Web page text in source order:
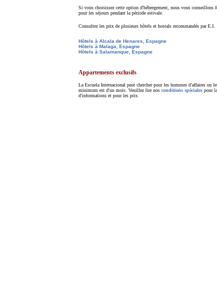
Si vous choisissez cette option d'hébergement, nous vous
pour les séjours pendant la période estivale.
Consultez les prix de plusieurs hôtels et hostals recommandés par E.I.
Hôtels à Alcala de Henares, Espagne
Hôtels à Malaga, Espagne
Hôtels à Salamanque, Espagne
Appartements exclusifs
La Escuela Internacional peut chercher pour les hommes d'affaires ou
minimum est d'un mois. Veuillez lire nos conditions spéciales pour
d'informations et pour les prix.